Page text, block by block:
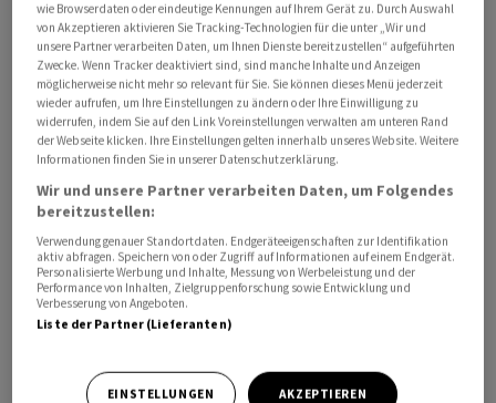
Clariant-Aktie infolge des Nahostkonflikts an Wert
verloren hatte. Gerade diese gesunkene Bewertung
biete nun eine günstige Einstiegsgelegenheit in das
qualitativ hochwertige Spezialchemieunternehmen.
Das Kursziel wurde nach unten korrigiert, weil weiterhin
mögliche finanzielle Risiken durch bestehende
seien.
wie Browserdaten oder eindeutige Kennungen auf Ihrem Gerät zu. Durch Auswahl
von Akzeptieren aktivieren Sie Tracking-Technologien für die unter „Wir und
unsere Partner verarbeiten Daten, um Ihnen Dienste bereitzustellen“ aufgeführten
Zwecke. Wenn Tracker deaktiviert sind, sind manche Inhalte und Anzeigen
möglicherweise nicht mehr so relevant für Sie. Sie können dieses Menü jederzeit
wieder aufrufen, um Ihre Einstellungen zu ändern oder Ihre Einwilligung zu
widerrufen, indem Sie auf den Link Voreinstellungen verwalten am unteren Rand
der Webseite klicken. Ihre Einstellungen gelten innerhalb unseres Website. Weitere
Informationen finden Sie in unserer Datenschutzerklärung.
Wir und unsere Partner verarbeiten Daten, um Folgendes
bereitzustellen:
Verwendung genauer Standortdaten. Endgeräteeigenschaften zur Identifikation
aktiv abfragen. Speichern von oder Zugriff auf Informationen auf einem Endgerät.
Personalisierte Werbung und Inhalte, Messung von Werbeleistung und der
Performance von Inhalten, Zielgruppenforschung sowie Entwicklung und
Verbesserung von Angeboten.
Liste der Partner (Lieferanten)
EINSTELLUNGEN AKZEPTIEREN